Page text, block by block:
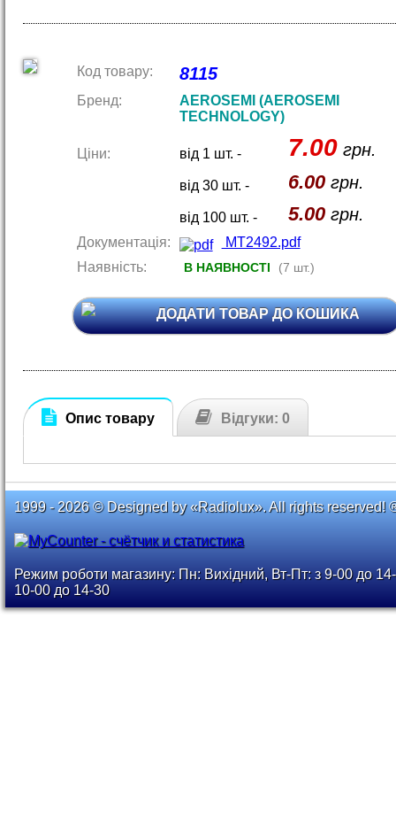
Код товару: 8115
Бренд:
AEROSEMI (AEROSEMI
TECHNOLOGY)
Ціни: від 1 шт. - 7.00грн.
від 30 шт. - 6.00грн.
від 100 шт. - 5.00грн.
Документація:
MT2492.pdf
Наявність:
В НАЯВНОСТІ (7 шт.)
ДОДАТИ ТОВАР ДО КОШИКА
Опис товару Відгуки: 0
1999 - 2026 © Designed by «Radiolux». All rights reserved!
Режим роботи магазину: Пн: Вихідний, Вт-Пт: з 9-00 до
10-00 до 14-30